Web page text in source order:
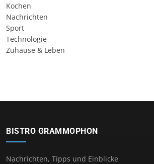
Kochen
Nachrichten
Sport
Technologie
Zuhause & Leben
BISTRO GRAMMOPHON
Nachrichten, Tipps und Einblicke